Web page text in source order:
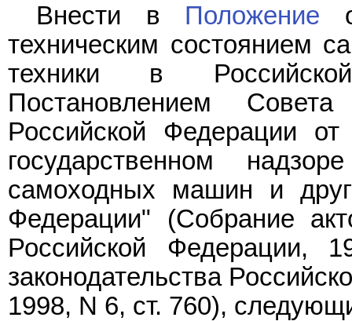
Внести в Положение
техническим состоянием
техники в
Постановлением
Российской Федерации
государственном
самоходных машин и
Федерации" (Собрание
Российской Федерации,
законодательства
1998, N 6, ст. 760),